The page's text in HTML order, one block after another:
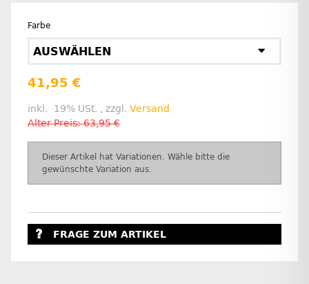
Farbe
AUSWÄHLEN
41,95 €
inkl. 19% USt. , zzgl. Versand
Alter Preis: 63,95 €
xDieser Artikel hat Variationen. Wähle bitte die
gewünschte Variation aus.
FRAGE ZUM ARTIKEL